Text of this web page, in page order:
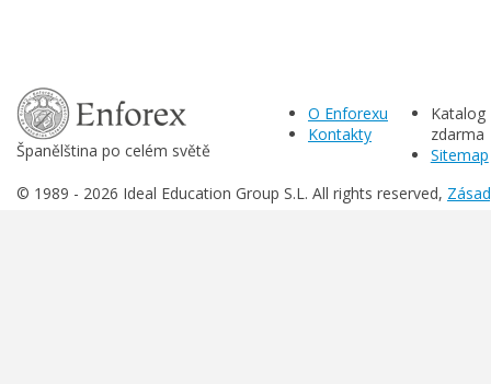
Španělština po celém světě
O Enforexu
Kontakty
Katalog
zdarma
Sitemap
© 1989 - 2026 Ideal Education Group S.L. All rights reserved,